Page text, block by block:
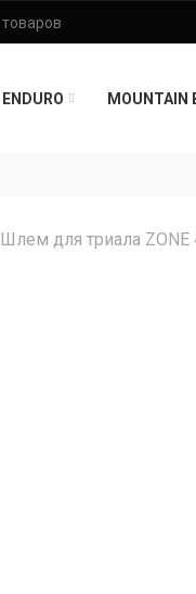
ENDURO MOUNTAIN
Шлем для триала ZONE